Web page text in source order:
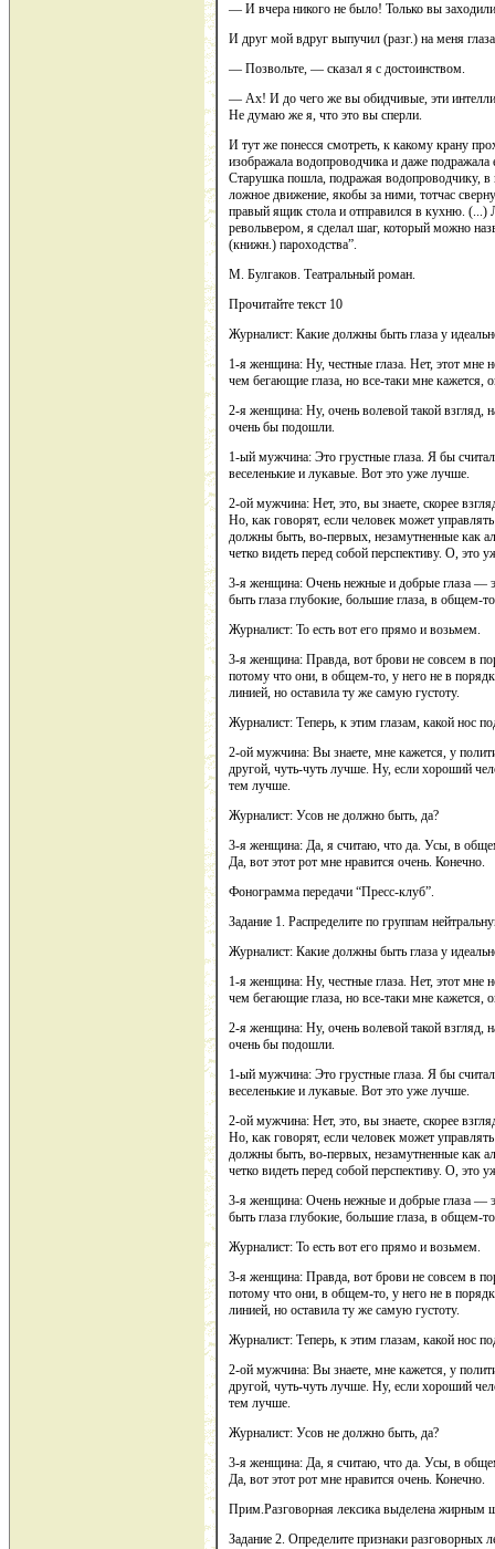
— И вчера никого не было! Только вы
И друг мой вдруг выпучил (разг.) на меня
— Позвольте, — сказал я с достоинством.
— Ах! И до чего же вы обидчивые, эти
Не думаю же я, что это вы сперли.
И тут же понесся смотреть, к какому крану
изображала водопроводчика и даже подражала
Старушка пошла, подражая водопроводчику,
ложное движение, якобы за ними, тотчас
правый ящик стола и отправился в кухню. (...)
револьвером, я сделал шаг, который можно
(книжн.) пароходства”.
М. Булгаков. Театральный роман.
Прочитайте текст 10
Журналист: Какие должны быть глаза у
1-я женщина: Ну, честные глаза. Нет, этот мне
чем бегающие глаза, но все-таки мне кажется,
2-я женщина: Ну, очень волевой такой взгляд,
очень бы подошли.
1-ый мужчина: Это грустные глаза. Я бы
веселенькие и лукавые. Вот это уже лучше.
2-ой мужчина: Нет, это, вы знаете, скорее
Но, как говорят, если человек может
должны быть, во-первых, незамутненные как
четко видеть перед собой перспективу. О, это
3-я женщина: Очень нежные и добрые глаза —
быть глаза глубокие, большие глаза, в
Журналист: То есть вот его прямо и возьмем.
3-я женщина: Правда, вот брови не совсем в
потому что они, в общем-то, у него не в
линией, но оставила ту же самую густоту.
Журналист: Теперь, к этим глазам, какой нос
2-ой мужчина: Вы знаете, мне кажется, у
другой, чуть-чуть лучше. Ну, если хороший
тем лучше.
Журналист: Усов не должно быть, да?
3-я женщина: Да, я считаю, что да. Усы, в
Да, вот этот рот мне нравится очень. Конечно.
Фонограмма передачи “Пресс-клуб”.
Задание 1. Распределите по группам
Журналист: Какие должны быть глаза у
1-я женщина: Ну, честные глаза. Нет, этот мне
чем бегающие глаза, но все-таки мне кажется,
2-я женщина: Ну, очень волевой такой взгляд,
очень бы подошли.
1-ый мужчина: Это грустные глаза. Я бы
веселенькие и лукавые. Вот это уже лучше.
2-ой мужчина: Нет, это, вы знаете, скорее
Но, как говорят, если человек может
должны быть, во-первых, незамутненные как
четко видеть перед собой перспективу. О, это
3-я женщина: Очень нежные и добрые глаза —
быть глаза глубокие, большие глаза, в
Журналист: То есть вот его прямо и возьмем.
3-я женщина: Правда, вот брови не совсем в
потому что они, в общем-то, у него не в
линией, но оставила ту же самую густоту.
Журналист: Теперь, к этим глазам, какой нос
2-ой мужчина: Вы знаете, мне кажется, у
другой, чуть-чуть лучше. Ну, если хороший
тем лучше.
Журналист: Усов не должно быть, да?
3-я женщина: Да, я считаю, что да. Усы, в
Да, вот этот рот мне нравится очень. Конечно.
Прим.Разговорная лексика выделена жирным
Задание 2. Определите признаки разговорных